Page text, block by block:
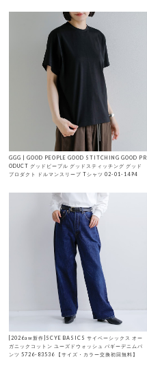
GGG | GOOD PEOPLE GOOD STITCHING GOOD PR
ODUCT グッドピープル グッドスティッチング グッド
プロダクト ドルマンスリーブ Tシャツ 02-01-1494
[2026aw新作]SCYE BASICS サイベーシックス オー
ガニックコットン ユーズドウォッシュ バギーデニムパ
ンツ 5726-83536 【サイズ・カラー交換初回無料】